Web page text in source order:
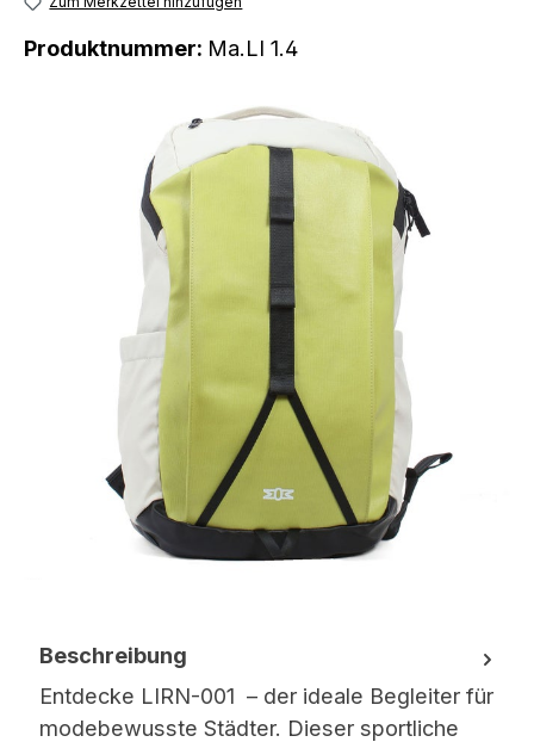
Produktnummer: Ma.LI 1.4
Beschreibung
Entdecke LIRN-001 – der ideale Begleiter für
modebewusste Städter. Dieser sportliche